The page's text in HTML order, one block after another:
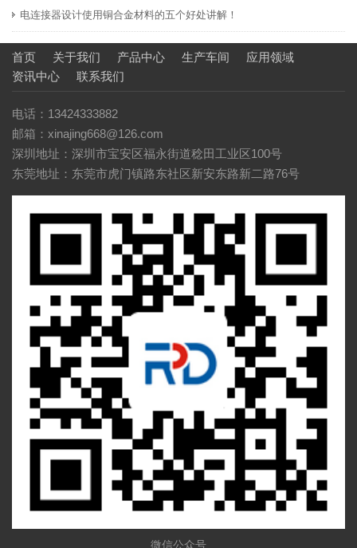
电连接器设计使用铜合金材料的五个好处讲解！
首页 关于我们 产品中心 生产车间
应用领域
资讯中心
联系我们
电话：13424333882
邮箱：xinajing668@126.com
深圳地址：深圳市宝安区福永街道稔田工业区100号
东莞地址：东莞市虎门镇路东社区新安东路新二路76号
微信公众号